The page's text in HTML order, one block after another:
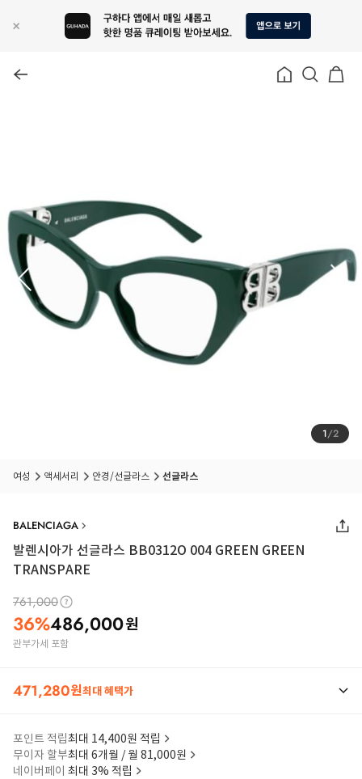
1/2
여성 액세서리 안경/선글라스 선글라스
BALENCIAGA
발렌시아가 선글라스 BB0312O 004 GREEN GREEN
TRANSPARE
761,000
36%486,000원
관부가세 포함
471,280원최대 혜택가
포인트 적립최대 14,400원 적립
무이자 할부최대 6개월 / 월 81,000원
네이버페이 최대 3% 적립